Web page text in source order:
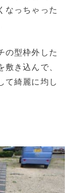
なっちゃった
の型枠外した
敷き込んで、
て綺麗に均し